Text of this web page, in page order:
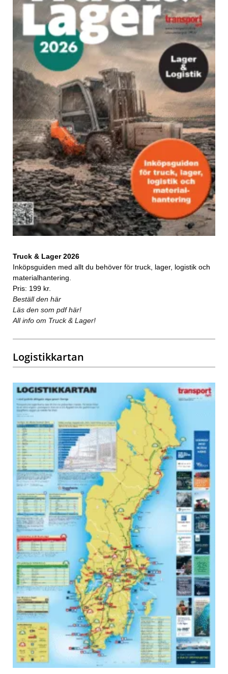
Truck & Lager 2026
Inköpsguiden med allt du behöver för truck, lager, logistik och
materialhantering.
Pris: 199 kr.
Beställ den här
Läs den som pdf här!
All info om Truck & Lager!
Logistikkartan